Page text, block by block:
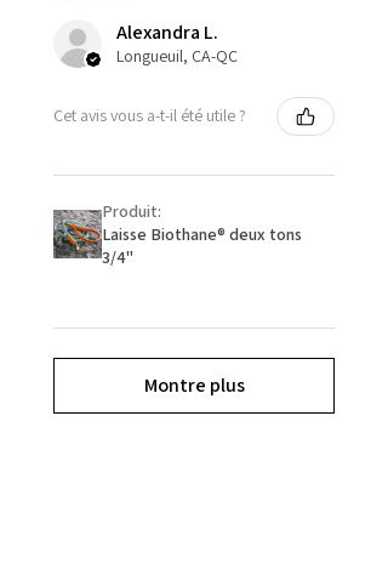
Alexandra L.
Longueuil, CA-QC
Cet avis vous a-t-il été utile ?
Produit:
Laisse Biothane® deux tons
3/4''
Montre plus